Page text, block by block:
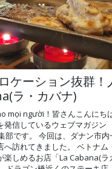
ケーション抜群！
ラ・カバナ)
mọi người！皆さんこんにち
発信しているウェブマガジン
部です。 今回は、ダナン市
へ訪れてきました。 ベトナム
楽しめるお店「La Cabana(ラ